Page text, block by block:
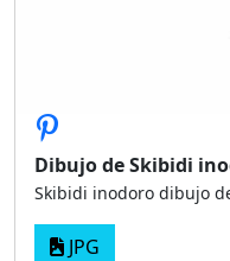
Dibujo de Skibidi
Skibidi inodoro dibujo
JPG